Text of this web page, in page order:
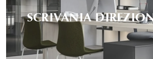
SCRIVANIA